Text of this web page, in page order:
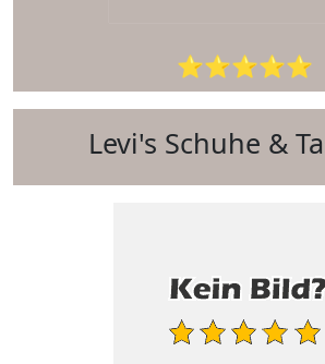
⭐⭐⭐⭐⭐
Levi's Schuhe &